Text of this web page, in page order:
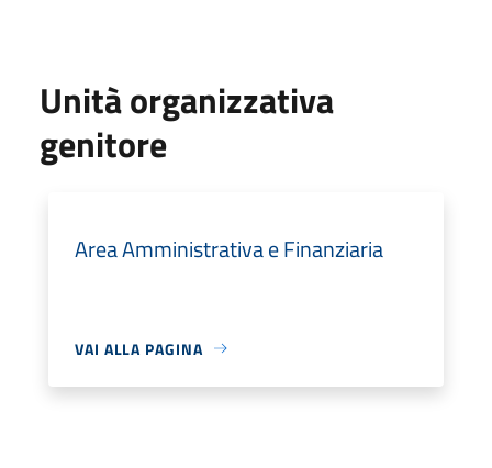
Unità organizzativa
genitore
Area Amministrativa e Finanziaria
VAI ALLA PAGINA